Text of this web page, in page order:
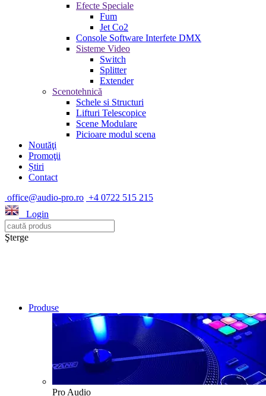
Efecte Speciale
Fum
Jet Co2
Console Software Interfete DMX
Sisteme Video
Switch
Splitter
Extender
Scenotehnică
Schele si Structuri
Lifturi Telescopice
Scene Modulare
Picioare modul scena
Noutăţi
Promoţii
Știri
Contact
office@audio-pro.ro +4 0722 515 215
Login
Şterge
Produse
Pro Audio